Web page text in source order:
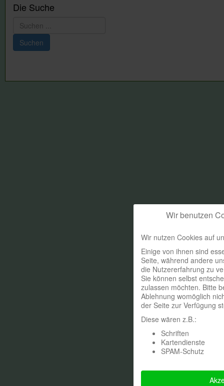
Die Suche
Suchen
...
Suchen
Wir benutzen
Wir nutzen Cookies auf
Einige von ihnen sind
Seite, während andere
die Nutzererfahrung zu
Sie können selbst
zulassen möchten. Bitte
Ablehnung womöglich
der Seite zur Verfügung
Diese wären z.B.:
Schriften
Kartendienste
SPAM-Schutz